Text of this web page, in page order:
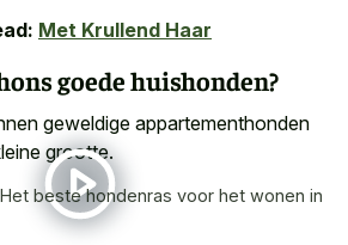
Met Krullend Haar
goede huishonden?
geweldige appartementhonden
grootte.
Het beste hondenras voor het wonen in